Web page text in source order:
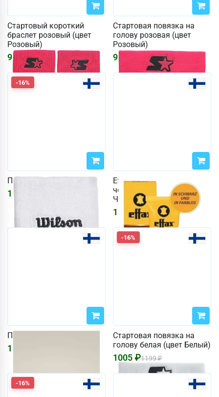
Стартовый короткий
браслет розовый (цвет
Розовый)
927 ₽
Стартовая повязка на
голову розовая (цвет
Розовый)
927 ₽
-16%
Повязка Wilson белая
1550 ₽
Effax лак для обуви
черный 75мл (цвет
Черный)
1325₽
Повязка Wilson черная
1550
-16%
Стартовая повязка на
голову белая (цвет Белый)
1005 ₽1199₽
-16%